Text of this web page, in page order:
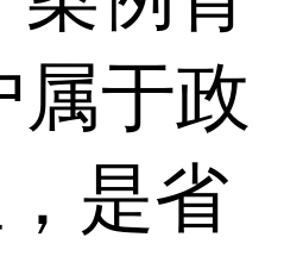
属于政
是省